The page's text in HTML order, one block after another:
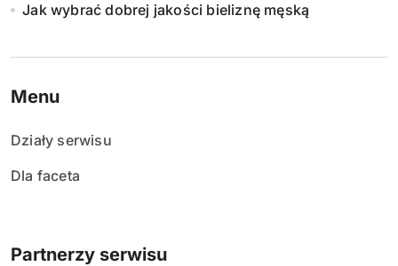
Jak wybrać dobrej jakości bieliznę męską
Menu
Działy serwisu
Dla faceta
Partnerzy serwisu